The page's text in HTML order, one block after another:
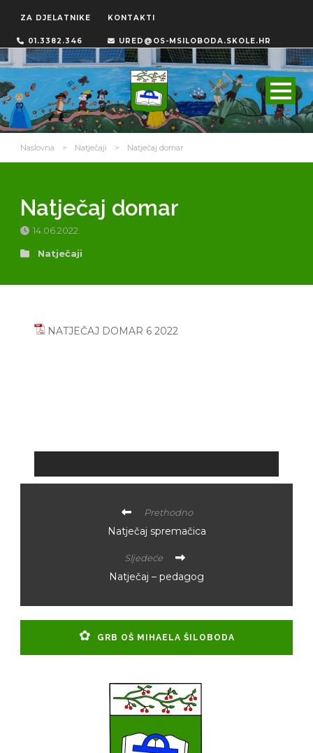
ZA DJELATNIKE KONTAKTI
01.3382.346 URED@OS-MSILOBODA.SKOLE.HR
Naslovna > Natječaji > Natječaj domar
Natječaj domar
14.06.2022.
Natječaji
NATJEČAJ DOMAR 6 2022
Prethodno
Natječaj spremačica
Sljedeće
Natječaj – pedagog
GRB OŠ MIHAELA ŠILOBODA